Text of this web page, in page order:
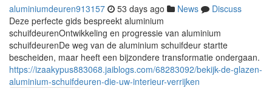
aluminiumdeuren913157 53 days ago News
Discuss
Deze perfecte gids bespreekt aluminium
schuifdeurenOntwikkeling en progressie van aluminium
schuifdeurenDe weg van de aluminium schuifdeur startte
bescheiden, maar heeft een bijzondere transformatie ondergaan.
https://izaakypus883068.jaiblogs.com/68283092/bekijk-de-glazen-
aluminium-schuifdeuren-die-uw-interieur-verrijken